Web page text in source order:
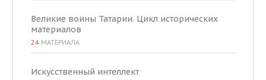
Великие воины Татарии. Цикл исторических
материалов
24 МАТЕРИАЛА
Искусственный интеллект